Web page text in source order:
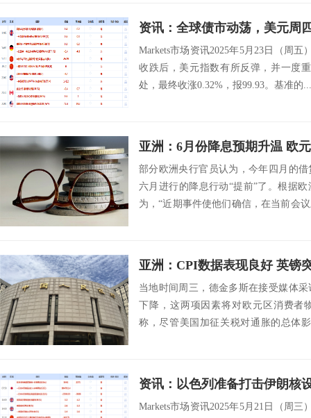
Markets市场资讯2025年5月23日（周
收跌后，美元指数有所反弹，并一度
处，最终收涨0.32%，报99.93。基准的...
亚洲：6月份降息预期升温 欧
部分欧洲央行官员认为，今年四月的
六月进行的降息行动“提前”了。根据
为，“近期事件使他们确信，在当前会
亚洲：CPI数据表现良好 英镑
当地时间周三，德金多斯在接受媒体
下降，这两项因素将对欧元区消费者
称，尽管美国加征关税对通胀的总体
Markets市场资讯2025年5月21日（周